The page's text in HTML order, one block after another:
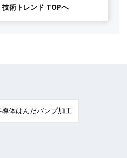
術トレンド TOPへ
体はんだバンプ加工